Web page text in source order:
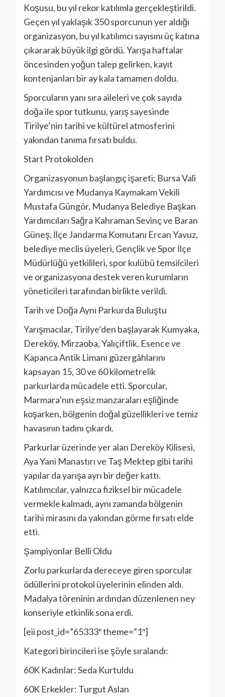
Koşusu, bu yıl rekor katılımla gerçekleştirildi.
Geçen yıl yaklaşık 350 sporcunun yer aldığı
organizasyon, bu yıl katılımcı sayısını üç katına
çıkararak büyük ilgi gördü. Yarışa haftalar
öncesinden yoğun talep gelirken, kayıt
kontenjanları bir ay kala tamamen doldu.
Sporcuların yanı sıra aileleri ve çok sayıda
doğa ile spor tutkunu, yarış sayesinde
Tirilye’nin tarihi ve kültürel atmosferini
yakından tanıma fırsatı buldu.
Start Protokolden
Organizasyonun başlangıç işareti; Bursa Vali
Yardımcısı ve Mudanya Kaymakam Vekili
Mustafa Güngör, Mudanya Belediye Başkan
Yardımcıları Sağra Kahraman Sevinç ve Baran
Güneş, İlçe Jandarma Komutanı Ercan Yavuz,
belediye meclis üyeleri, Gençlik ve Spor İlçe
Müdürlüğü yetkilileri, spor kulübü temsilcileri
ve organizasyona destek veren kurumların
yöneticileri tarafından birlikte verildi.
Tarih ve Doğa Aynı Parkurda Buluştu
Yarışmacılar, Tirilye’den başlayarak Kumyaka,
Dereköy, Mirzaoba, Yalıçiftlik, Esence ve
Kapanca Antik Limanı güzergâhlarını
kapsayan 15, 30 ve 60 kilometrelik
parkurlarda mücadele etti. Sporcular,
Marmara’nın eşsiz manzaraları eşliğinde
koşarken, bölgenin doğal güzellikleri ve temiz
havasının tadını çıkardı.
Parkurlar üzerinde yer alan Dereköy Kilisesi,
Aya Yani Manastırı ve Taş Mektep gibi tarihi
yapılar da yarışa ayrı bir değer kattı.
Katılımcılar, yalnızca fiziksel bir mücadele
vermekle kalmadı, aynı zamanda bölgenin
tarihi mirasını da yakından görme fırsatı elde
etti.
Şampiyonlar Belli Oldu
Zorlu parkurlarda dereceye giren sporcular
ödüllerini protokol üyelerinin elinden aldı.
Madalya töreninin ardından düzenlenen ney
konseriyle etkinlik sona erdi.
[eii post_id=”65333″ theme=”1″]
Kategori birincileri ise şöyle sıralandı:
60K Kadınlar: Seda Kurtuldu
60K Erkekler: Turgut Aslan